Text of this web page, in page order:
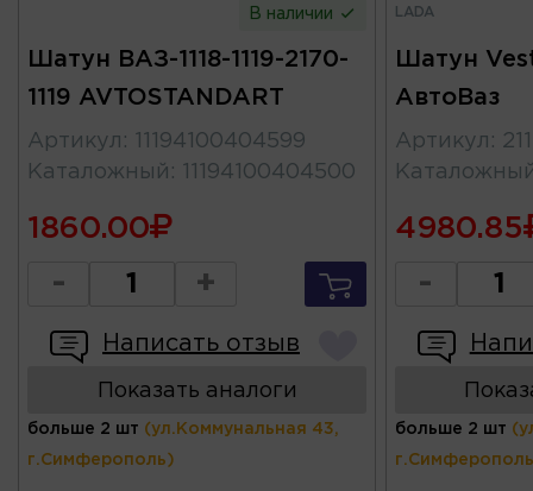
В наличии
Шатун ВАЗ-1118-1119-2170-
1119 AVTOSTANDART
Артикул :
11194100404599
Каталожный : 11194100404500
1860.00
- +
Написать отзыв
Показать аналоги
больше 2 шт (ул.Коммунальная 43,
г.Симферополь)
LADA
Шатун
АвтоВаз
Артикул :
4980.85
-
больше 2 шт